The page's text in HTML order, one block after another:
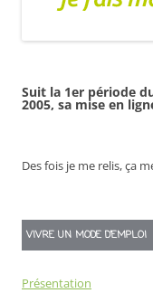
Suit la 1er période
2005, sa mise en
Des fois je me relis, ça
VIVRE UN MODE D’EMPLOI
Présentation